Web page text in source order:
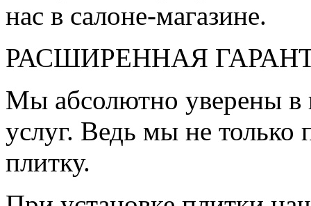
нас в салоне-магазине.
РАСШИРЕННАЯ
Мы абсолютно уверены в
услуг. Ведь мы не
плитку.